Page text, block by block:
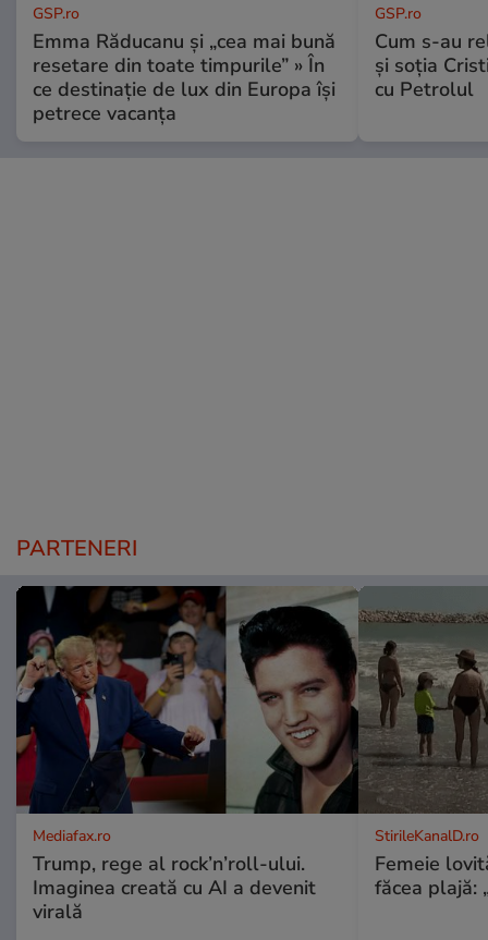
GSP.ro
Emma Răducanu și „cea mai bună
resetare din toate timpurile” » În
ce destinație de lux din Europa își
petrece vacanța
GSP.ro
Cum s-au
și soția
cu Petrolul
PARTENERI
Mediafax.ro
Trump, rege al rock’n’roll-ului.
Imaginea creată cu AI a devenit
virală
StirileKanalD.ro
Femeie
făcea plajă: